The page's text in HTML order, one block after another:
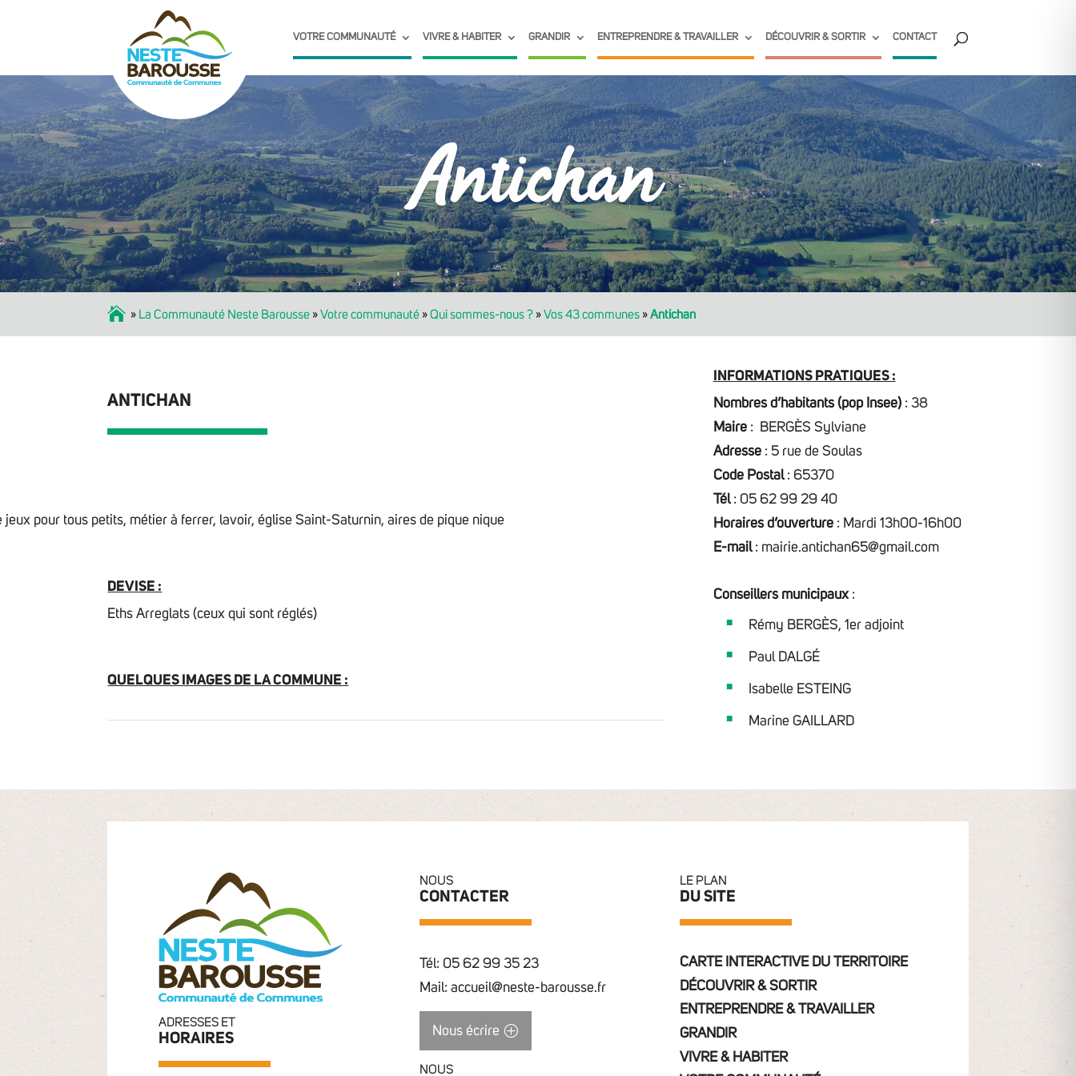
VOTRE COMMUNAUTÉ VIVRE & HABITER GRANDIR ENTREPRENDRE & TRAVAILLER DÉCOUVRIR & SORTIR CONTACT
Antichan
Accueil » La Communauté Neste Barousse »Votre communauté »Qui sommes-nous ? »Vos 43 communes »Antichan
ANTICHAN
jeux pour tous petits, métier à ferrer, lavoir, église Saint-Saturnin, aires de pique nique
DEVISE :
Eths Arreglats (ceux qui sont réglés)
QUELQUES IMAGES DE LA COMMUNE :
INFORMATIONS PRATIQUES :
Nombres d’habitants (pop Insee) : 38
Maire : BERGÈS Sylviane
Adresse : 5 rue de Soulas
Code Postal: 65370
Tél : 05 62 99 29 40
Horaires d’ouverture: Mardi 13h00-16h00
E-mail: mairie.antichan65@gmail.com
Conseillers municipaux:
Rémy BERGÈS, 1er adjoint
Paul DALGÉ
Isabelle ESTEING
Marine GAILLARD
ADRESSES ET
HORAIRES
NOUS
CONTACTER
Tél: 05 62 99 35 23
Mail: accueil@neste-barousse.fr
Nous écrire
NOUS
LE PLAN
DU SITE
CARTE INTERACTIVE DU TERRITOIRE
DÉCOUVRIR & SORTIR
ENTREPRENDRE & TRAVAILLER
GRANDIR
VIVRE & HABITER